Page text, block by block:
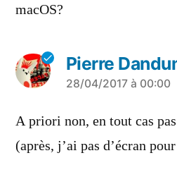
macOS?
Pierre
a
28/04/2017 à 00:00
A priori non, en tout cas
(après, j’ai pas d’écran